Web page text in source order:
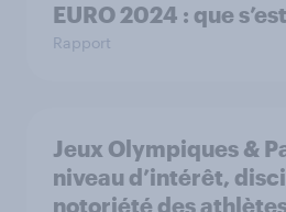
EURO 2024 : que
Rapport
Jeux Olympiques &
niveau d’intérêt,
notoriété des